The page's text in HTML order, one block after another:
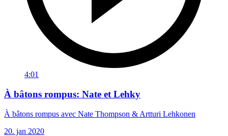
4:01
À bâtons rompus: Nate et Lehky
À bâtons rompus avec Nate Thompson & Artturi Lehkonen
20. jan 2020